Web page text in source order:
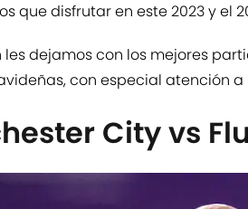
que disfrutar en este 2023 y el
dejamos con los mejores
con especial atención a
City vs